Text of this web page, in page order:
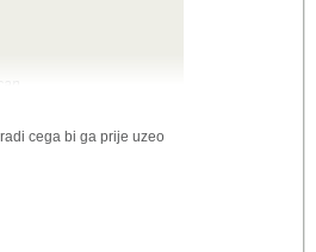
100%.cega bi ga prije uzeo